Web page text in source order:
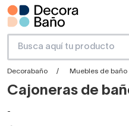
Decorabaño Muebles de baño
Cajoneras de
-